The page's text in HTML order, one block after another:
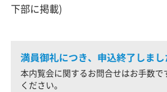
下部に掲載)
満員御礼につき、申込終了しまし
本内覧会に関するお問合せはお手数で
ください。